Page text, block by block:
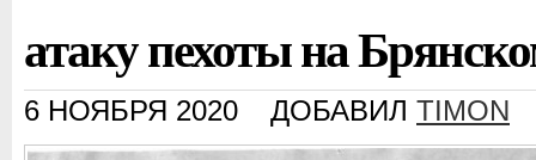
атаку пехоты на
6 НОЯБРЯ 2020 ДОБАВИЛ TIMON